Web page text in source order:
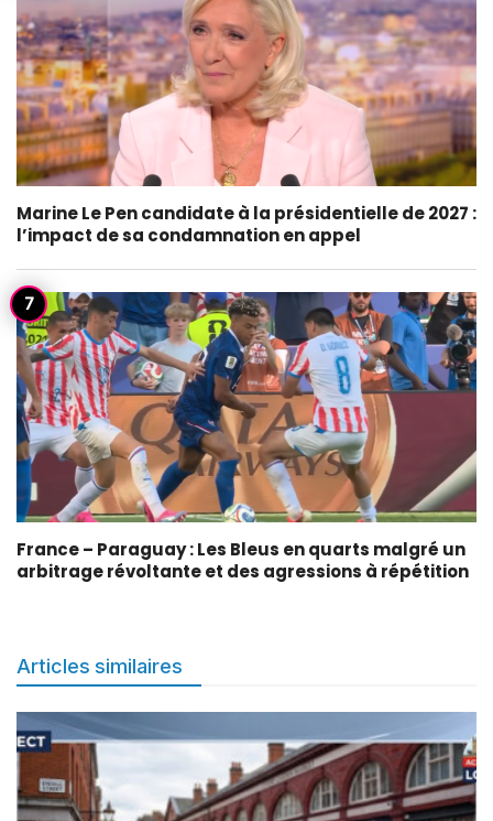
Marine Le Pen candidate à la présidentielle de 2027 :
l’impact de sa condamnation en appel
France – Paraguay : Les Bleus en quarts malgré un
arbitrage révoltante et des agressions à répétition
Articles similaires